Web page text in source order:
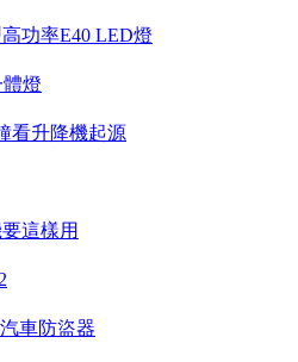
功率E40 LED燈
燈
看升降機起源
這樣用
車防盜器